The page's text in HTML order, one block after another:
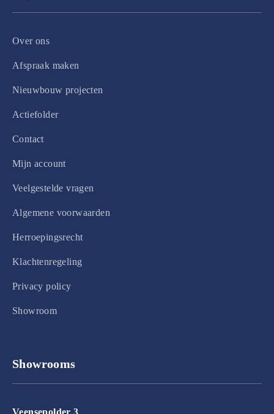
Over ons
Afspraak maken
Nieuwbouw projecten
Actiefolder
Contact
Mijn account
Veelgestelde vragen
Algemene voorwaarden
Herroepingsrecht
Klachtenregeling
Privacy policy
Showroom
Showrooms
Veensepolder 3